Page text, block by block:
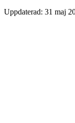
Uppdaterad: 31 maj